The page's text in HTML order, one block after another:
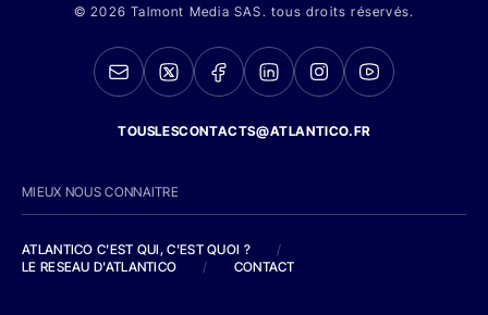
© 2026 Talmont Media SAS. tous droits réservés.
TOUSLESCONTACTS@ATLANTICO.FR
MIEUX NOUS CONNAITRE
ATLANTICO C'EST QUI, C'EST QUOI ?
/
LE RESEAU D'ATLANTICO
/ CONTACT